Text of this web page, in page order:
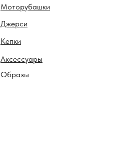
Моторубашки
Образы
Джерси
Кепки
Аксессуары